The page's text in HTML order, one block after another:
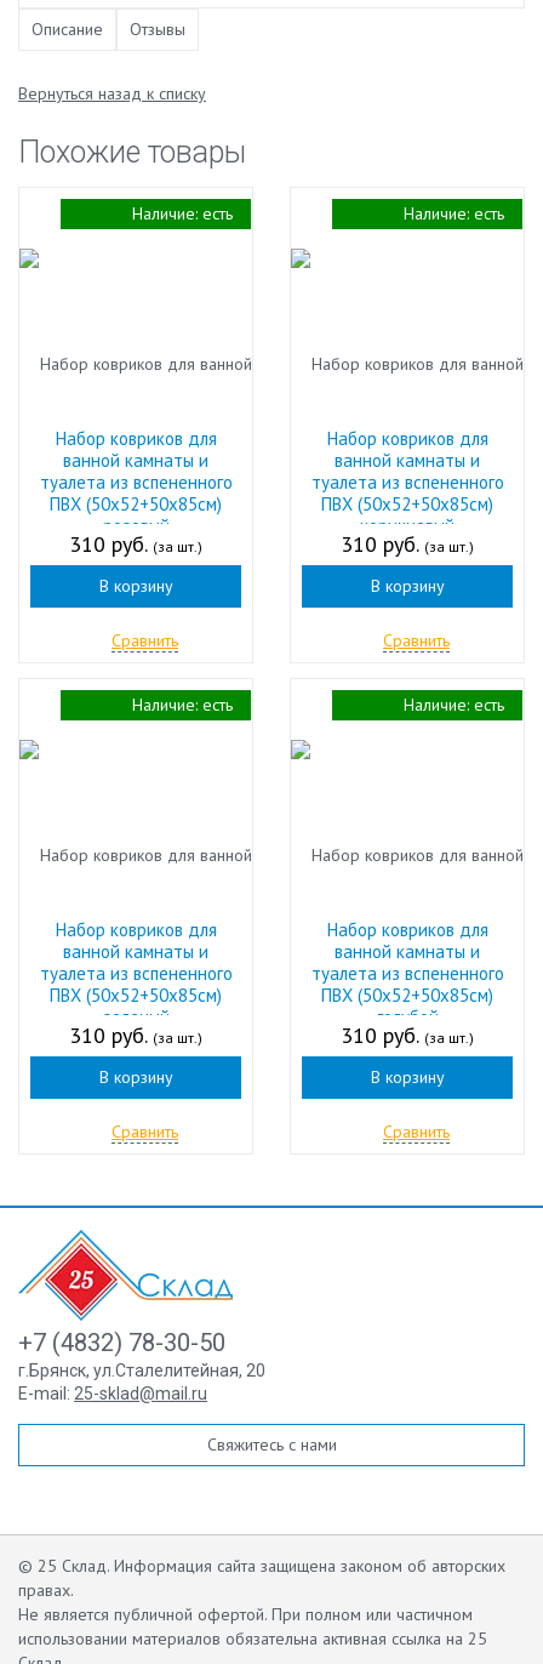
Описание Отзывы
Вернуться назад к списку
Похожие товары
Набор ковриков для
ванной камнаты и
туалета из вспененного
ПВХ (50х52+50х85см)
розовый
310 руб. (за шт.)
В корзину
Сравнить
Наличие: есть
Набор ковриков для
ванной камнаты и
туалета из вспененного
ПВХ (50х52+50х85см)
коричневый
310 руб. (за шт.)
В корзину
Сравнить
Наличие: есть
Набор ковриков для
ванной камнаты и
туалета из вспененного
ПВХ (50х52+50х85см)
зеленый
310 руб. (за шт.)
В корзину
Сравнить
Наличие: есть
Набор ковриков для
ванной камнаты и
туалета из вспененного
ПВХ (50х52+50х85см)
голубой
310 руб. (за шт.)
В корзину
Сравнить
Наличие: есть
+7 (4832) 78-30-50
г.Брянск, ул.Сталелитейная, 20
E-mail: 25-sklad@mail.ru
Свяжитесь с нами
© 25 Склад. Информация сайта защищена законом об авторских
правах.
Не является публичной офертой. При полном или частичном
использовании материалов обязательна активная ссылка на 25